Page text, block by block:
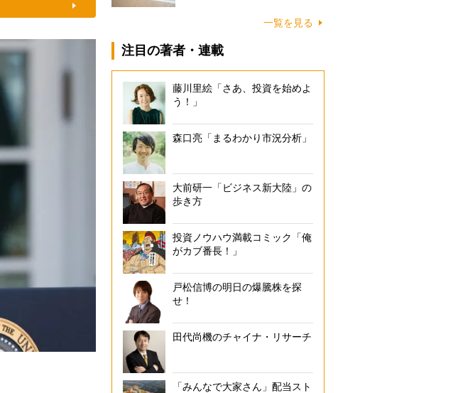
一覧を見る
注目の著者・連載
藤川里絵「さあ、投資を始めよ
う！」
森口亮「まるわかり市況分析」
大前研一「ビジネス新大陸」の
歩き方
投資ノウハウ満載コミック「俺
がカブ番長！」
戸松信博の明日の爆騰株を探
せ！
田代尚機のチャイナ・リサーチ
「みんなで大家さん」配当スト